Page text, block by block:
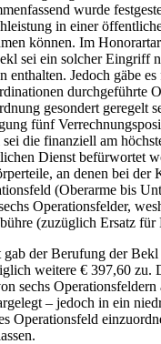
wurde
in einer
können. Im
sei ein solcher Eingriff
enthalten. Jedoch gäbe
durchgeführte
gesondert geregelt
fünf
die finanziell am
Dienst befürwortet
an denen bei
(Oberarme bis
Operationsfelder,
(zuzüglich Ersatz für
der Berufung der
weitere € 397,60 zu.
sechs Operationsfeldern
– jedoch in ein
Operationsfeld